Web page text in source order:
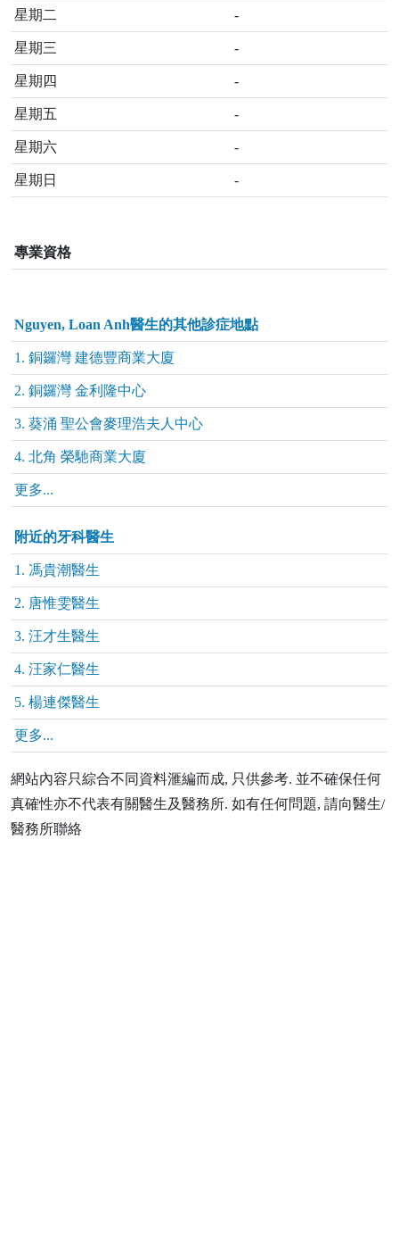
星期二 -
星期三 -
星期四 -
星期五 -
星期六 -
星期日 -
專業資格
Nguyen, Loan Anh醫生的其他診症地點
1. 銅鑼灣 建德豐商業大廈
2. 銅鑼灣 金利隆中心
3. 葵涌 聖公會麥理浩夫人中心
4. 北角 榮馳商業大廈
更多...
附近的牙科醫生
1. 馮貴潮醫生
2. 唐惟雯醫生
3. 汪才生醫生
4. 汪家仁醫生
5. 楊連傑醫生
更多...
網站內容只綜合不同資料滙編而成, 只供參考. 並不確保任何
真確性亦不代表有關醫生及醫務所. 如有任何問題, 請向醫生/
醫務所聯絡